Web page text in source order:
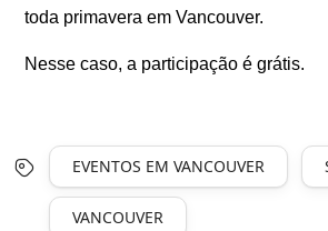
toda primavera em Vancouver.
Nesse caso, a participação é grátis.
EVENTOS EM VANCOUVER
VANCOUVER